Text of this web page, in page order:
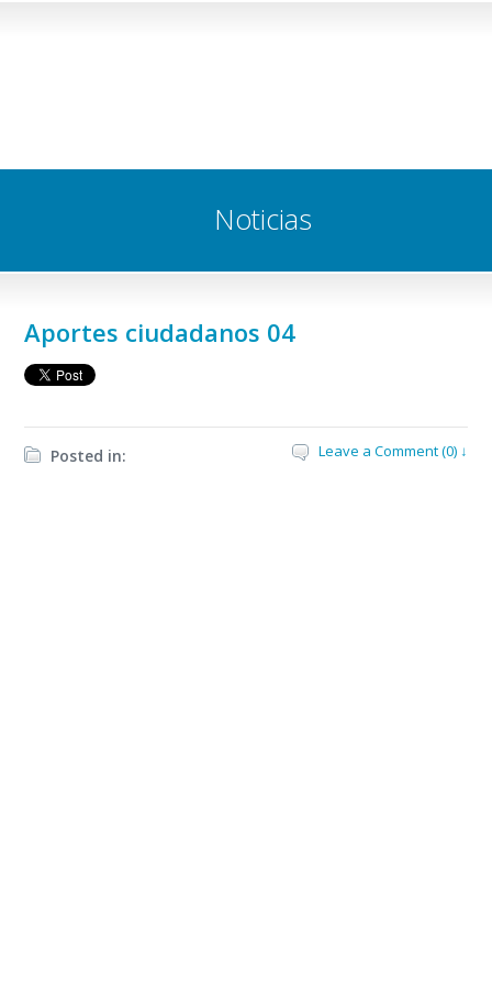
Noticias
Aportes ciudadanos 04
Posted in: Leave a Comment (0) ↓